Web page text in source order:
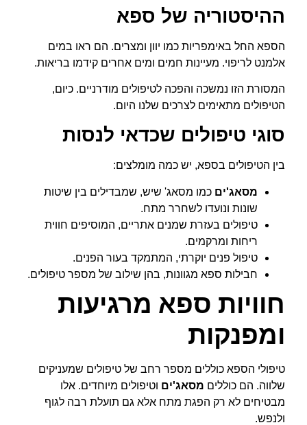
ההיסטוריה של ספא
הספא החל באימפריות כמו יוון ומצרים. הם ראו במים
אלמנט לריפוי. מעיינות חמים ומים אחרים קידמו בריאות.
המסורת הזו נמשכה והפכה לטיפולים מודרניים. כיום,
הטיפולים מתאימים לצרכים שלנו היום.
סוגי טיפולים שכדאי לנסות
בין הטיפולים בספא, יש כמה מומלצים:
מסאג'ים כמו מסאג' שיש, שמבדילים בין שיטות
שונות ונועדו לשחרר מתח.
טיפולים בעזרת שמנים אתריים, המוסיפים חווית
ריחות ומרקמים.
טיפול פנים יוקרתי, המתמקד בעור הפנים.
חבילות ספא מגוונות, בהן שילוב של מספר טיפולים.
חוויות ספא מרגיעות
ומפנקות
טיפולי הספא כוללים מספר רחב של טיפולים שמעניקים
שלווה. הם כוללים מסאג'ים וטיפולים מיוחדים. אלו
מבטיחים לא רק הפגת מתח אלא גם תועלת רבה לגוף
ולנפש.